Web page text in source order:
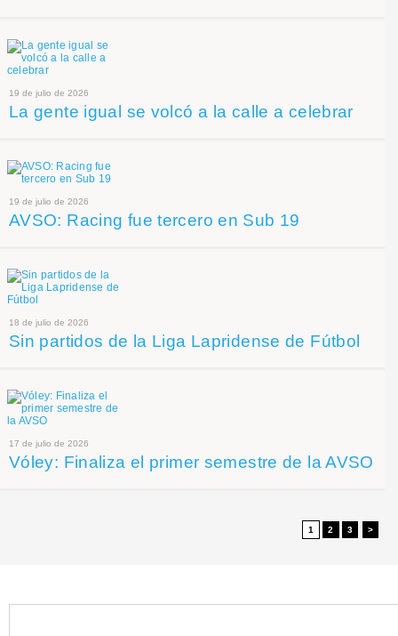
19 de julio de 2026
La gente igual se volcó a la calle a celebrar
19 de julio de 2026
AVSO: Racing fue tercero en Sub 19
18 de julio de 2026
Sin partidos de la Liga Lapridense de Fútbol
17 de julio de 2026
Vóley: Finaliza el primer semestre de la AVSO
1 2 3 >